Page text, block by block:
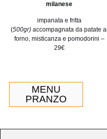
milanese
impanata e fritta
(500gr) accompagnata da patate al
forno, misticanza e pomodorini –
29€
MENU
PRANZO